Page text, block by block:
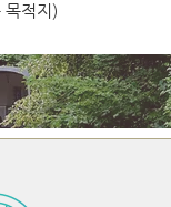
목적지)